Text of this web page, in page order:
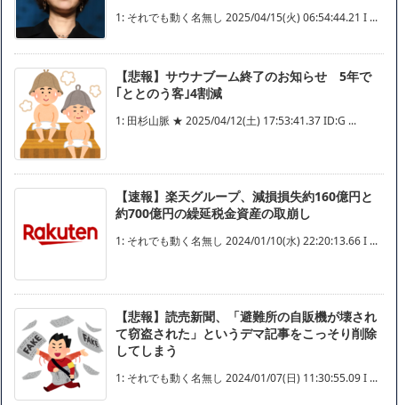
1: それでも動く名無し 2025/04/15(火) 06:54:44.21 I ...
【悲報】サウナブーム終了のお知らせ 5年で
｢ととのう客｣4割減
1: 田杉山脈 ★ 2025/04/12(土) 17:53:41.37 ID:G ...
【速報】楽天グループ、減損損失約160億円と
約700億円の繰延税金資産の取崩し
1: それでも動く名無し 2024/01/10(水) 22:20:13.66 I ...
【悲報】読売新聞、「避難所の自販機が壊され
て窃盗された」というデマ記事をこっそり削除
してしまう
1: それでも動く名無し 2024/01/07(日) 11:30:55.09 I ...